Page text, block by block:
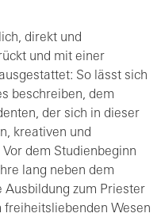
direkt und
und mit einer
So lässt sich
beschreiben, dem
der sich in dieser
kreativen und
dem Studienbeginn
lang neben dem
Ausbildung zum Priester
freiheitsliebenden Wesen